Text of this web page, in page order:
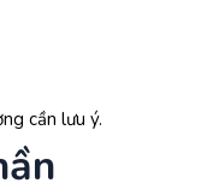
cần lưu ý.